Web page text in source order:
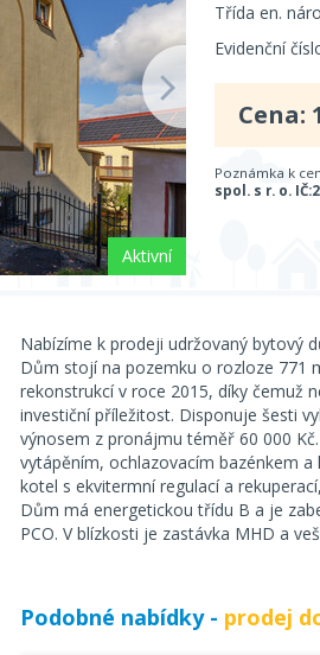
Aktivní
Třída en.
Evidenční
Cena:
Poznámka k
spol. s r. o.
Nabízíme k prodeji udržovaný bytový
Dům stojí na pozemku o rozloze 771
rekonstrukcí v roce 2015, díky čemuž
investiční příležitost. Disponuje šesti
výnosem z pronájmu téměř 60 000
vytápěním, ochlazovacím bazénkem
kotel s ekvitermní regulací a
Dům má energetickou třídu B a je
PCO. V blízkosti je zastávka MHD a
Podobné nabídky - prodej